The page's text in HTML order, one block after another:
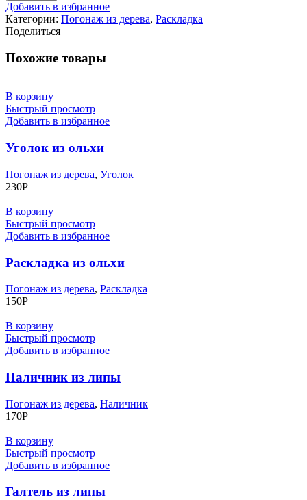
Добавить в избранное
Категории: Погонаж из дерева, Раскладка
Поделиться
Похожие товары
В корзину
Быстрый просмотр
Добавить в избранное
Уголок из ольхи
Погонаж из дерева, Уголок
230Р
В корзину
Быстрый просмотр
Добавить в избранное
Раскладка из ольхи
Погонаж из дерева, Раскладка
150Р
В корзину
Быстрый просмотр
Добавить в избранное
Наличник из липы
Погонаж из дерева, Наличник
170Р
В корзину
Быстрый просмотр
Добавить в избранное
Галтель из липы